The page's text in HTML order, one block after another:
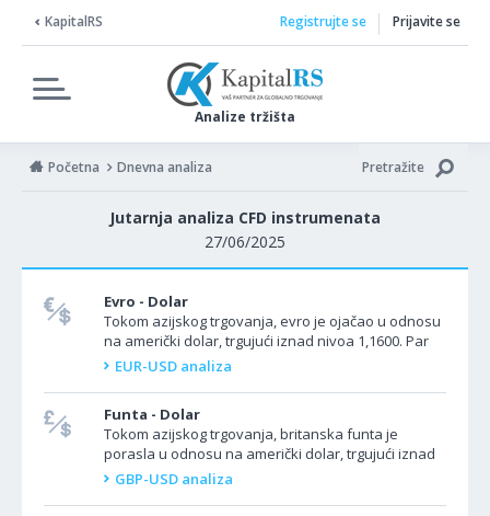
KapitalRS
Analize tržišta
Registrujte se Prijavite se
Početna Dnevna analiza Pretražite
Jutarnja analiza CFD instrumenata
27/06/2025
Evro - Dolar
Tokom azijskog trgovanja, evro je ojačao u odnosu
na američki dolar, trgujući iznad nivoa 1,1600. Par
EUR/USD dostigao je najviši nivo u gotovo...
EUR-USD analiza
Funta - Dolar
Tokom azijskog trgovanja, britanska funta je
porasla u odnosu na američki dolar, trgujući iznad
nivoa 1,3500. Par GBP/USD dostigao je najviši nivo...
GBP-USD analiza